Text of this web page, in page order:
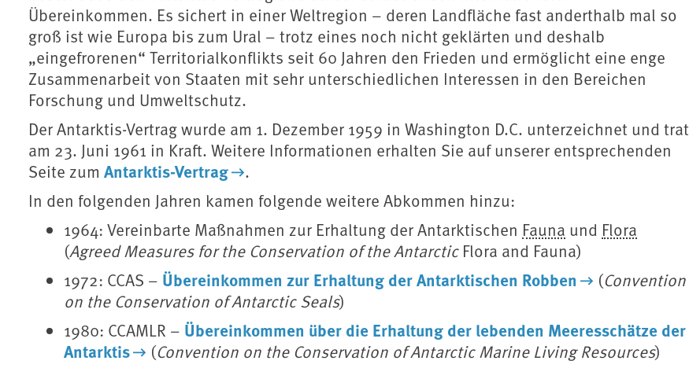
Übereinkommen. Es sichert in einer Weltregion – deren Landfläche fast anderthalb mal so
groß ist wie Europa bis zum Ural – trotz eines noch nicht geklärten und deshalb
„eingefrorenen“ Territorialkonflikts seit 60 Jahren den Frieden und ermöglicht eine enge
Zusammenarbeit von Staaten mit sehr unterschiedlichen Interessen in den Bereichen
Forschung und Umweltschutz.
Der Antarktis-Vertrag wurde am 1. Dezember 1959 in Washington D.C. unterzeichnet und trat
am 23. Juni 1961 in Kraft. Weitere Informationen erhalten Sie auf unserer entsprechenden
Seite zum Antarktis-Vertrag
.
In den folgenden Jahren kamen folgende weitere Abkommen hinzu:
1964: Vereinbarte Maßnahmen zur Erhaltung der Antarktischen Fauna und Flora
(Agreed Measures for the Conservation of the AntarcticFlora and Fauna)
1972: CCAS – Übereinkommen zur Erhaltung der Antarktischen Robben (Convention
on the Conservation of Antarctic Seals)
1980: CCAMLR – Übereinkommen über die Erhaltung der lebenden Meeresschätze der
Antarktis
(Convention on the Conservation of Antarctic Marine Living Resources)